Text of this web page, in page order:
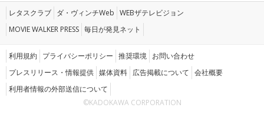
レタスクラブ ダ・ヴィンチWeb WEBザテレビジョン
MOVIE WALKER PRESS 毎日が発見ネット
利用規約 プライバシーポリシー 推奨環境 お問い合わせ
プレスリリース・情報提供 媒体資料 広告掲載について 会社概要
利用者情報の外部送信について
©KADOKAWA CORPORATION